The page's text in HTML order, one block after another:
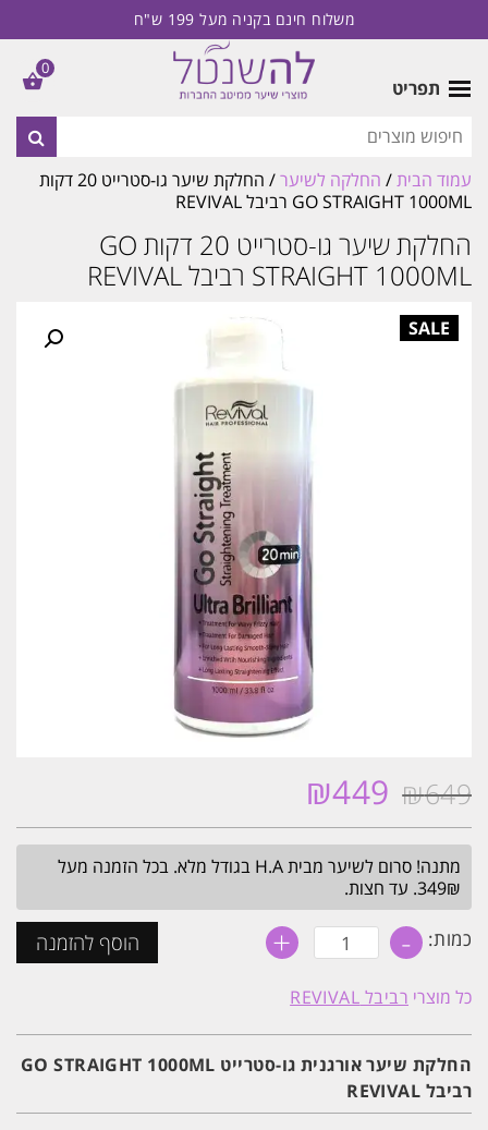
משלוח חינם בקניה מעל 199 ש"ח
תפריט
עמוד הבית/ החלקה לשיער
/ החלקת שיער גו-סטרייט 20 דקות
GO STRAIGHT 1000ML רביבל REVIVAL
החלקת שיער גו-סטרייט 20 דקות GO
STRAIGHT 1000ML רביבל REVIVAL
₪649
המחיר
היה:
₪649.
₪449
הוא:
₪449. מתנה! סרום לשיער מבית H.A בגודל מלא. בכל הזמנה מעל
349₪. עד חצות.
כמות: - כמות
של
שיער
גו-סטרייט
דקות
GO
STRAIGHT
1000ML
רביבל
+ הוסף להזמנה
כל מוצרי רביבל REVIVAL
החלקת שיער אורגנית גו-סטרייט GO STRAIGHT 1000ML
רביבל REVIVAL
0